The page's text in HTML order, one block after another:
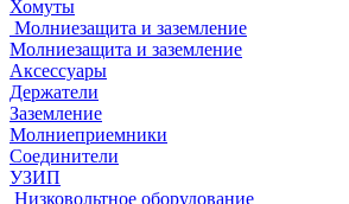
Хомуты
Молниезащита и заземление
Молниезащита и заземление
Аксессуары
Держатели
Заземление
Молниеприемники
Соединители
УЗИП
Низковольтное оборудование